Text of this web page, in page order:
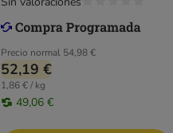
Precio normal 54,98 €
52,19 €
1,86 € / kg
49,06 €